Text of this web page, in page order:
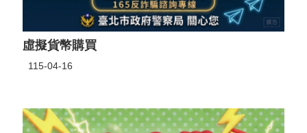
虛擬貨幣購買
115-04-16